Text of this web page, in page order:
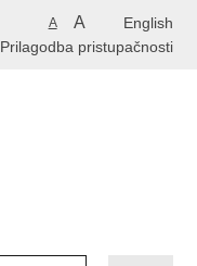
English
A A
Prilagodba pristupačnosti